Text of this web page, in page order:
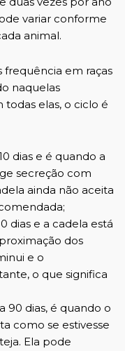
variar conforme
animal.
em raças
naquelas
todas elas, o ciclo é
dias e é quando a
secreção com
ainda não aceita
dias e a cadela está
dos
e o
o que significa
90 dias, é quando o
como se estivesse
Ela pode